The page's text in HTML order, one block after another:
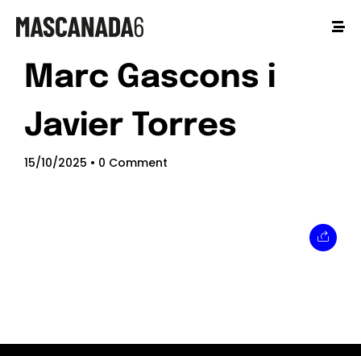
Marc Gascons i
Javier Torres
15/10/2025 • 0 Comment